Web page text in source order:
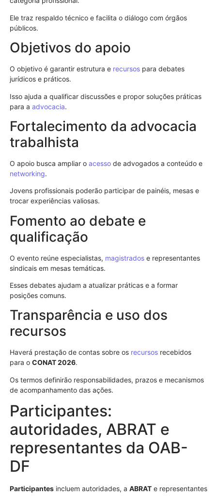
Ele traz respaldo técnico e facilita o diálogo com órgãos
públicos.
Objetivos do apoio
O objetivo é garantir estrutura e recursos para debates
jurídicos e práticos.
Isso ajuda a qualificar discussões e propor soluções práticas
para a advocacia.
Fortalecimento da advocacia
trabalhista
O apoio busca ampliar o acesso de advogados a conteúdo e
networking.
Jovens profissionais poderão participar de painéis, mesas e
trocar experiências valiosas.
Fomento ao debate e
qualificação
O evento reúne especialistas, magistrados e representantes
sindicais em mesas temáticas.
Esses debates ajudam a atualizar práticas e a formar
posições comuns.
Transparência e uso dos
recursos
Haverá prestação de contas sobre os recursos recebidos
para o CONAT 2026.
Os termos definirão responsabilidades, prazos e mecanismos
de acompanhamento das ações.
Participantes:
autoridades, ABRAT e
representantes da OAB-
DF
Participantes incluem autoridades, a ABRAT e representantes